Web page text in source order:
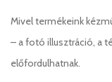
Mivel termékeink
– a fotó illusztráció, a
előfordulhatnak.